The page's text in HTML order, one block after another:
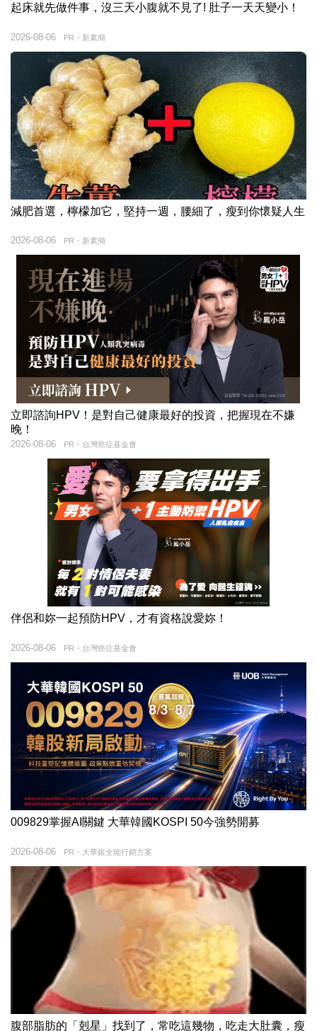
起床就先做件事，沒三天小腹就不見了! 肚子一天天變小！
PR・新素簡
2026-08-06
減肥首選，檸檬加它，堅持一週，腰細了，瘦到你懷疑人生
PR・新素簡
2026-08-06
立即諮詢HPV！是對自己健康最好的投資，把握現在不嫌
晚！
PR・台灣癌症基金會
2026-08-06
伴侶和妳一起預防HPV，才有資格說愛妳！
PR・台灣癌症基金會
2026-08-06
009829掌握AI關鍵 大華韓國KOSPI 50今強勢開募
PR・大華銀全能行銷方案
2026-08-06
腹部脂肪的「剋星」找到了，常吃這幾物，吃走大肚囊，瘦